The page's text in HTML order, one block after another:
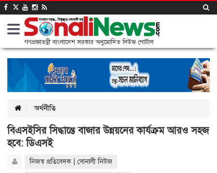
গণপ্রজাতন্ত্রী বাংলাদেশ সরকার অনুমোদিত নিউজ পোর্টাল
অর্থনীতি
বিএসইসির সিদ্ধান্তে বাজার উন্নয়নের কার্যক্রম আরও সহজ
হবে: ডিএসই
নিজস্ব প্রতিবেদক | সোনালী নিউজ